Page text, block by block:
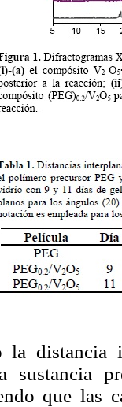
la
sustancia
que las